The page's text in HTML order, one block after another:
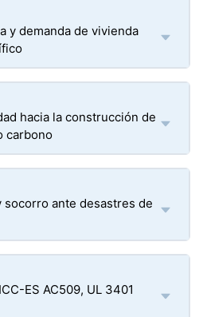
y demanda de vivienda
hacia la construcción de
carbono
ante desastres de
ES AC509, UL 3401